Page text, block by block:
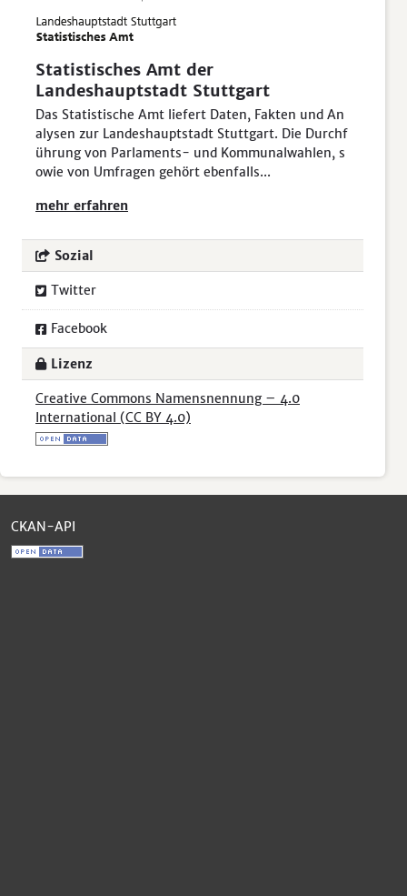
Statistisches Amt der
Landeshauptstadt Stuttgart
Das Statistische Amt liefert Daten, Fakten und An
alysen zur Landeshauptstadt Stuttgart. Die Durchf
ührung von Parlaments- und Kommunalwahlen, s
owie von Umfragen gehört ebenfalls...
mehr erfahren
Sozial
Twitter
Facebook
Lizenz
Creative Commons Namensnennung – 4.0
International (CC BY 4.0)
CKAN-API